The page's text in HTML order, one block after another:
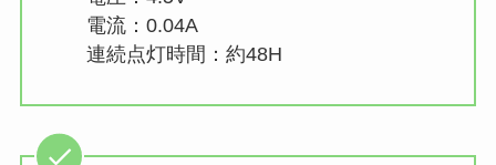
電流：0.04A
連続点灯時間：約48H